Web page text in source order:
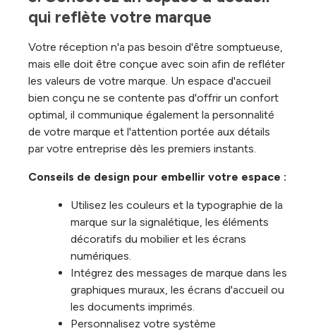
qui reflète votre marque
Votre réception n'a pas besoin d'être somptueuse,
mais elle doit être conçue avec soin afin de refléter
les valeurs de votre marque. Un espace d'accueil
bien conçu ne se contente pas d'offrir un confort
optimal, il communique également la personnalité
de votre marque et l'attention portée aux détails
par votre entreprise dès les premiers instants.
Conseils de design pour embellir votre espace :
Utilisez les couleurs et la typographie de la
marque sur la signalétique, les éléments
décoratifs du mobilier et les écrans
numériques.
Intégrez des messages de marque dans les
graphiques muraux, les écrans d'accueil ou
les documents imprimés.
Personnalisez votre système